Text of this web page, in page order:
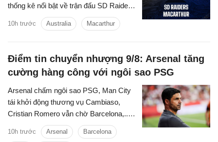
thống kê nổi bật về trận đấu SD Raiders
vs Macarthur cúp quốc gia Australia
10h trước Australia Macarthur
Điểm tin chuyển nhượng 9/8: Arsenal tăng
cường hàng công với ngôi sao PSG
Arsenal chấm ngôi sao PSG, Man City
tái khởi động thương vụ Cambiaso,
Cristian Romero vẫn chờ Barcelona,...là
những tin tức bóng đá nổi bật trong điểm
tin bóng đá sáng 9/8.
10h trước Arsenal Barcelona